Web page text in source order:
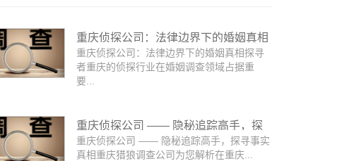
重庆侦探公司：法律边界下的婚姻真相
探寻者
重庆侦探公司：法律边界下的婚姻真相探寻
者重庆的侦探行业在婚姻调查领域占据重
要...
重庆侦探公司 —— 隐秘追踪高手，探
寻事实真相
重庆侦探公司 —— 隐秘追踪高手，探寻事实
真相重庆猎狼调查公司为您解析在重庆...